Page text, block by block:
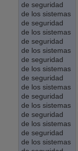
de seguridad
de los sistemas
de seguridad
de los sistemas
de seguridad
de los sistemas
de seguridad
de los sistemas
de seguridad
de los sistemas
de seguridad
de los sistemas
de seguridad
de los sistemas
de seguridad
de los sistemas